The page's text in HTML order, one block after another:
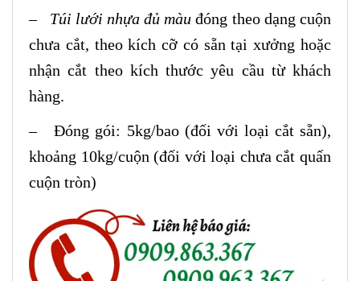
– Túi lưới nhựa đủ màuđóng theo dạng cuộn
chưa cắt, theo kích cỡ có sẵn tại xưởng hoặc
nhận cắt theo kích thước yêu cầu từ khách
hàng.
– Đóng gói: 5kg/bao (đối với loại cắt sẵn),
khoảng 10kg/cuộn (đối với loại chưa cắt quấn
cuộn tròn)